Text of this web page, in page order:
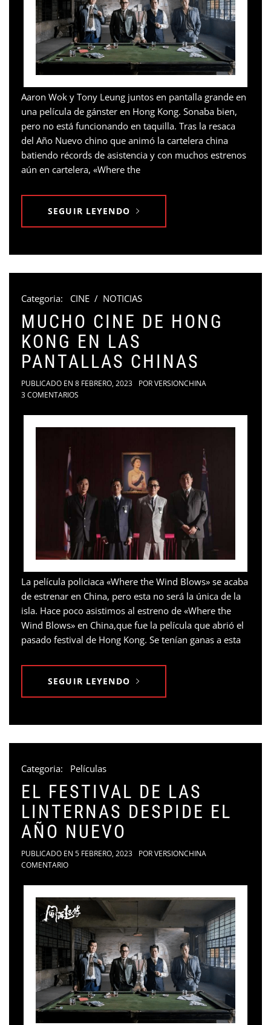
Aaron Wok y Tony Leung juntos en pantalla grande en
una película de gánster en Hong Kong. Sonaba bien,
pero no está funcionando en taquilla. Tras la resaca
del Año Nuevo chino que animó la cartelera china
batiendo récords de asistencia y con muchos estrenos
aún en cartelera, «Where the
SEGUIR LEYENDO
Categoria: CINE / NOTICIAS
MUCHO CINE DE HONG
KONG EN LAS
PANTALLAS CHINAS
PUBLICADO EN 8 FEBRERO, 2023 PORVERSIONCHINA
3 COMENTARIOS
La película policiaca «Where the Wind Blows» se acaba
de estrenar en China, pero esta no será la única de la
isla. Hace poco asistimos al estreno de «Where the
Wind Blows» en China,que fue la película que abrió el
pasado festival de Hong Kong. Se tenían ganas a esta
SEGUIR LEYENDO
Categoria: Películas
EL FESTIVAL DE LAS
LINTERNAS DESPIDE EL
AÑO NUEVO
PUBLICADO EN 5 FEBRERO, 2023 PORVERSIONCHINA
COMENTARIO